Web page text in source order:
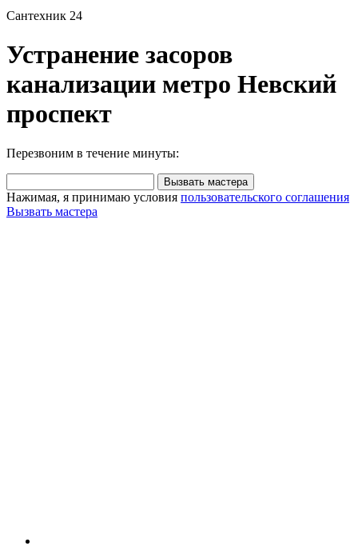
Сантехник 24
Устранение засоров
канализации метро Невский
проспект
Перезвоним в течение минуты:
Вызвать мастера
Нажимая, я принимаю условия пользовательского соглашения
Вызвать мастера